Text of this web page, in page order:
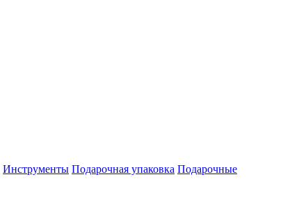
Инструменты Подарочная упаковка Подарочные